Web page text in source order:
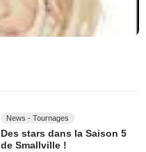
News - Tournages
Des stars dans la Saison 5
de Smallville !